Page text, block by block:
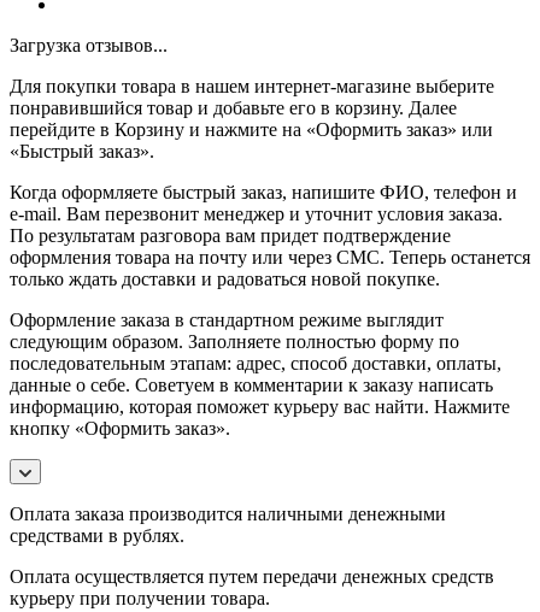
Загрузка отзывов...
Для покупки товара в нашем интернет-магазине выберите
понравившийся товар и добавьте его в корзину. Далее
перейдите в Корзину и нажмите на «Оформить заказ» или
«Быстрый заказ».
Когда оформляете быстрый заказ, напишите ФИО, телефон и
e-mail. Вам перезвонит менеджер и уточнит условия заказа.
По результатам разговора вам придет подтверждение
оформления товара на почту или через СМС. Теперь останется
только ждать доставки и радоваться новой покупке.
Оформление заказа в стандартном режиме выглядит
следующим образом. Заполняете полностью форму по
последовательным этапам: адрес, способ доставки, оплаты,
данные о себе. Советуем в комментарии к заказу написать
информацию, которая поможет курьеру вас найти. Нажмите
кнопку «Оформить заказ».
Оплата заказа производится наличными денежными
средствами в рублях.
Оплата осуществляется путем передачи денежных средств
курьеру при получении товара.